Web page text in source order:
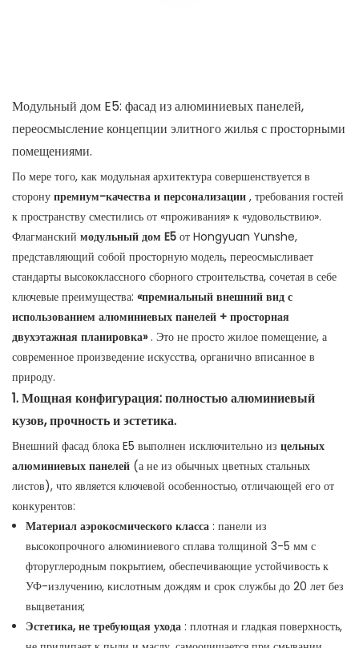
Модульный дом E5: фасад из алюминиевых панелей,
переосмысление концепции элитного жилья с просторными
помещениями.
По мере того, как модульная архитектура совершенствуется в
сторону премиум-качества и персонализации , требования гостей
к пространству сместились от «проживания» к «удовольствию».
Флагманский модульный дом E5 от Hongyuan Yunshe,
представляющий собой просторную модель, переосмысливает
стандарты высококлассного сборного строительства, сочетая в себе
ключевые преимущества: «премиальный внешний вид с
использованием алюминиевых панелей + просторная
двухэтажная планировка». Это не просто жилое помещение, а
современное произведение искусства, органично вписанное в
природу.
1. Мощная конфигурация: полностью алюминиевый
кузов, прочность и эстетика.
Внешний фасад блока E5 выполнен исключительно из цельных
алюминиевых панелей (а не из обычных цветных стальных
листов), что является ключевой особенностью, отличающей его от
конкурентов:
Материал аэрокосмического класса: панели из
высокопрочного алюминиевого сплава толщиной 3-5 мм с
фторуглеродным покрытием, обеспечивающие устойчивость к
УФ-излучению, кислотным дождям и срок службы до 20 лет без
выцветания;
Эстетика, не требующая ухода: плотная и гладкая поверхность,